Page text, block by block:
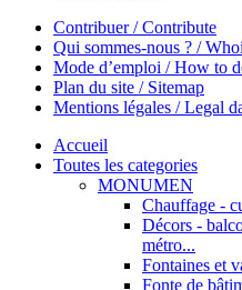
Contribuer / Contribute
Qui sommes-nous ? /
Mode d’emploi / How to
Plan du site / Sitemap
Mentions légales / Legal
Accueil
Toutes les categories
MONUMEN
Chauffage -
Décors -
métro...
Fontaines et
Fonte de